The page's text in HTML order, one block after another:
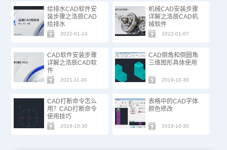
给排水CAD软件安
装步骤之浩辰CAD
给排水
2022-01-24
机械CAD安装步骤
详解之浩辰CAD机
械软件
2022-01-07
CAD软件安装步骤
详解之浩辰CAD软
件
2021-11-30
CAD倒角和倒圆角
三维图形具体使用
2019-10-30
CAD打断命令怎么
用？CAD打断命令
使用技巧
2019-10-30
表格中的CAD字体
颜色修改
2019-10-30